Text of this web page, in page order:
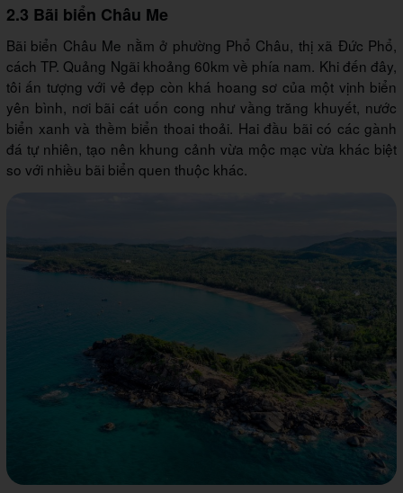
2.3 Bãi biển Châu Me
Bãi biển Châu Me nằm ở phường Phổ Châu, thị xã Đức Phổ,
cách TP. Quảng Ngãi khoảng 60km về phía nam. Khi đến đây,
tôi ấn tượng với vẻ đẹp còn khá hoang sơ của một vịnh biển
yên bình, nơi bãi cát uốn cong như vầng trăng khuyết, nước
biển xanh và thềm biển thoai thoải. Hai đầu bãi có các gành
đá tự nhiên, tạo nên khung cảnh vừa mộc mạc vừa khác biệt
so với nhiều bãi biển quen thuộc khác.